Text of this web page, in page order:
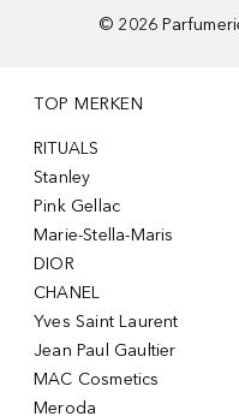
© 2026
TOP MERKEN
RITUALS
Stanley
Pink Gellac
Marie-Stella-Maris
DIOR
CHANEL
Yves Saint Laurent
Jean Paul Gaultier
MAC Cosmetics
Meroda